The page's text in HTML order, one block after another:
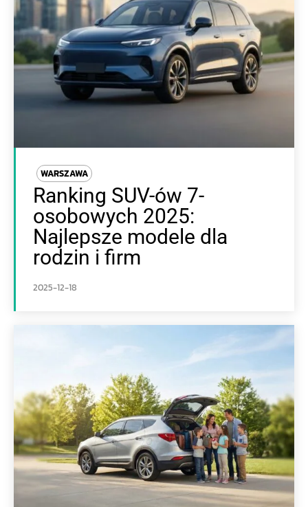
WARSZAWA
Ranking SUV-ów 7-
osobowych 2025:
Najlepsze modele dla
rodzin i firm
2025-12-18